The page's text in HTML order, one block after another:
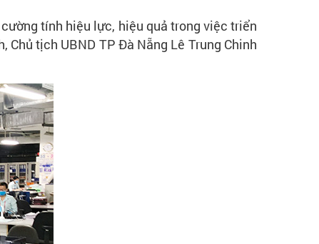
tính hiệu lực, hiệu quả trong việc triển
tịch UBND TP Đà Nẵng Lê Trung Chinh